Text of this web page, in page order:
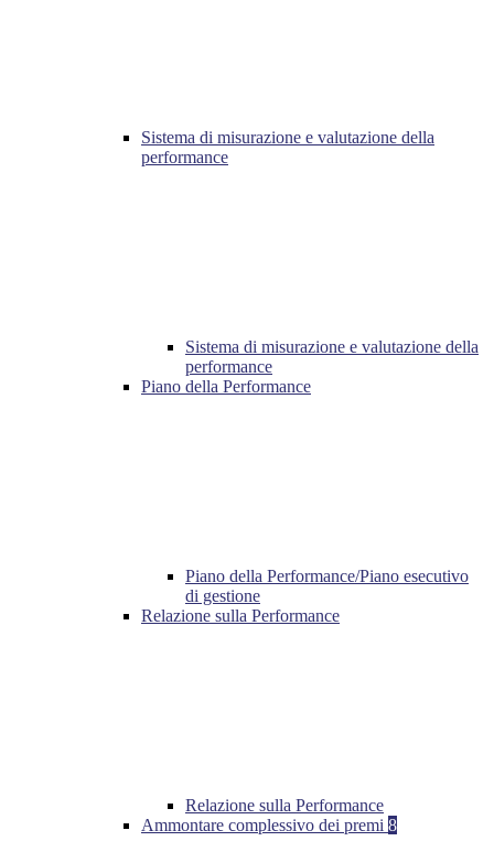
Sistema di misurazione e valutazione della
performance
Sistema di misurazione e valutazione della
performance
Piano della Performance
Piano della Performance/Piano esecutivo
di gestione
Relazione sulla Performance
Relazione sulla Performance
Ammontare complessivo dei premi 8